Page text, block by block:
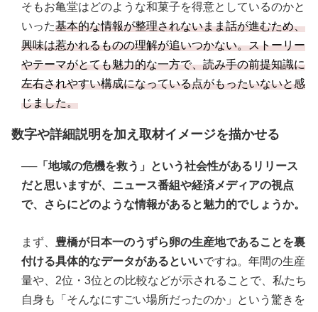
そもお亀堂はどのような和菓子を得意としているのかと
いった基本的な情報が整理されないまま話が進むため、
興味は惹かれるものの理解が追いつかない。ストーリー
やテーマがとても魅力的な一方で、読み手の前提知識に
左右されやすい構成になっている点がもったいないと感
じました。
数字や詳細説明を加え取材イメージを描かせる
──「地域の危機を救う」という社会性があるリリース
だと思いますが、ニュース番組や経済メディアの視点
で、さらにどのような情報があると魅力的でしょうか。
まず、 豊橋が日本一のうずら卵の生産地であることを裏
付ける具体的なデータがあるといいですね。年間の生産
量や、2位・3位との比較などが示されることで、私たち
自身も「そんなにすごい場所だったのか」という驚きを